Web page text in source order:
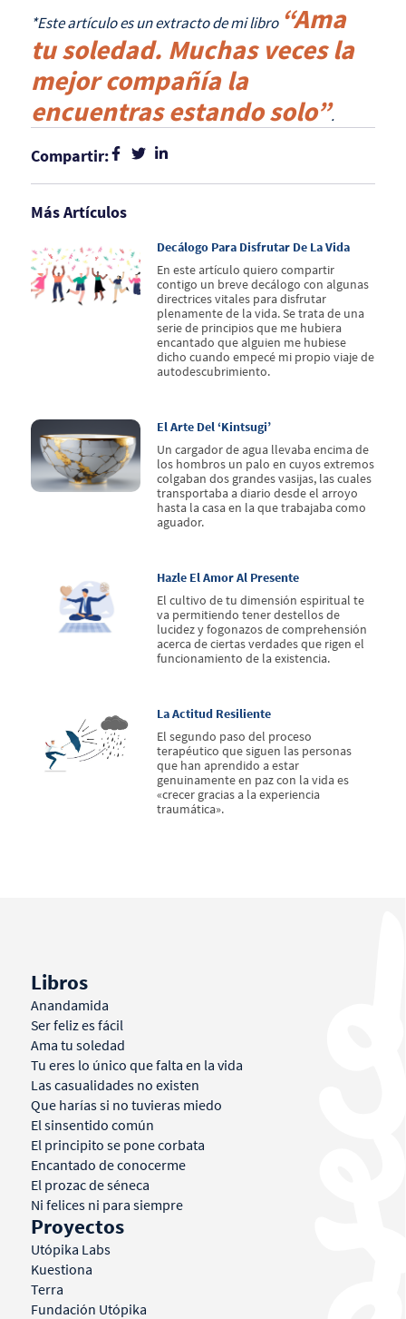
*Este artículo es un extracto de mi libro “Ama
tu soledad. Muchas veces la
mejor compañía la
encuentras estando solo”.
Compartir:
Más Artículos
Decálogo Para Disfrutar De La Vida
En este artículo quiero compartir
contigo un breve decálogo con algunas
directrices vitales para disfrutar
plenamente de la vida. Se trata de una
serie de principios que me hubiera
encantado que alguien me hubiese
dicho cuando empecé mi propio viaje de
autodescubrimiento.
El Arte Del ‘kintsugi’
Un cargador de agua llevaba encima de
los hombros un palo en cuyos extremos
colgaban dos grandes vasijas, las cuales
transportaba a diario desde el arroyo
hasta la casa en la que trabajaba como
aguador.
Hazle El Amor Al Presente
El cultivo de tu dimensión espiritual te
va permitiendo tener destellos de
lucidez y fogonazos de comprehensión
acerca de ciertas verdades que rigen el
funcionamiento de la existencia.
La Actitud Resiliente
El segundo paso del proceso
terapéutico que siguen las personas
que han aprendido a estar
genuinamente en paz con la vida es
«crecer gracias a la experiencia
traumática».
Libros
Anandamida
Ser feliz es fácil
Ama tu soledad
Tu eres lo único que falta en la vida
Las casualidades no existen
Que harías si no tuvieras miedo
El sinsentido común
El principito se pone corbata
Encantado de conocerme
El prozac de séneca
Ni felices ni para siempre
Proyectos
Utópika Labs
Kuestiona
Terra
Fundación Utópika